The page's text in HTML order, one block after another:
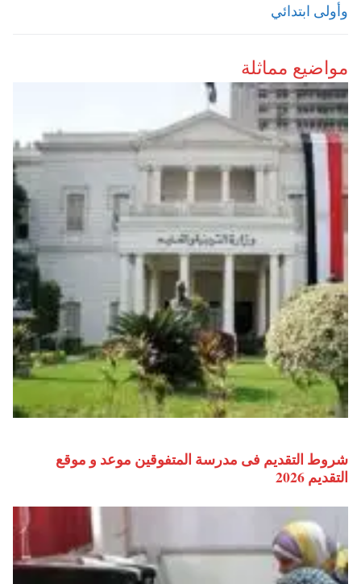
وأولى ابتدائي
مواضيع مماثلة
شروط التقديم فى مدرسة المتفوقين موعد و موقع
التقديم 2026